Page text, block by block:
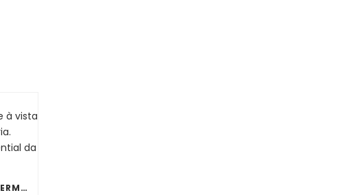
JÁ NINGUÉM QUER UM TERMOACUMULADOR ENORME À VISTA NA COZINHA OU NA LAVANDARIA. CONHEÇA O NOVO ONIX ESSENTIAL DA THERMOR